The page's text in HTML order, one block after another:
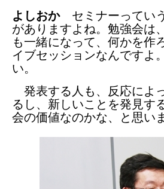
よしおかセミナーってい
がありますよね。勉強会は
も一緒になって、何かを作
イブセッションなんですよ
い。
発表する人も、反応によ
るし、新しいことを発見す
会の価値なのかな、と思い